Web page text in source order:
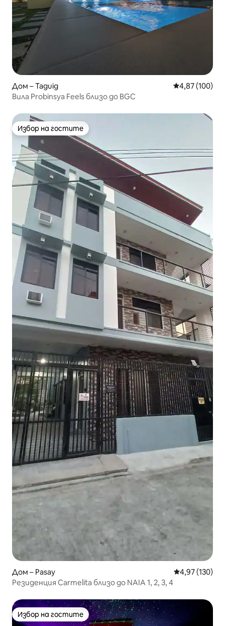
Дом – Taguig Средна
4,87 (100)
Вила Probinsya Feels близо до BGC
Избор на гостите
Избор на гостите
Дом – Pasay Средна
4,97 (130)
Резиденция Carmelita близо до NAIA 1, 2, 3, 4
Избор на гостите
Избор на гостите